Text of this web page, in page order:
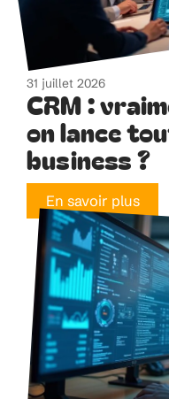
31 juillet 2026
CRM :
on lance
business ?
En savoir plus